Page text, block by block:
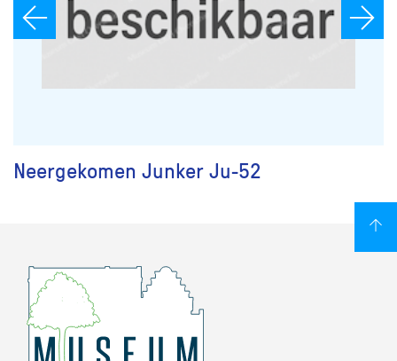
Neergekomen Junker Ju-52